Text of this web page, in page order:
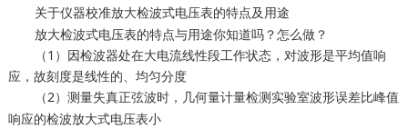
关于仪器校准放大检波式电压表的特点及用途
放大检波式电压表的特点与用途你知道吗？怎么做？
（1）因检波器处在大电流线性段工作状态，对波形是平均值响
应，故刻度是线性的、均匀分度
（2）测量失真正弦波时， 几何量计量检测实验室波形误差比峰值
响应的检波放大式电压表小